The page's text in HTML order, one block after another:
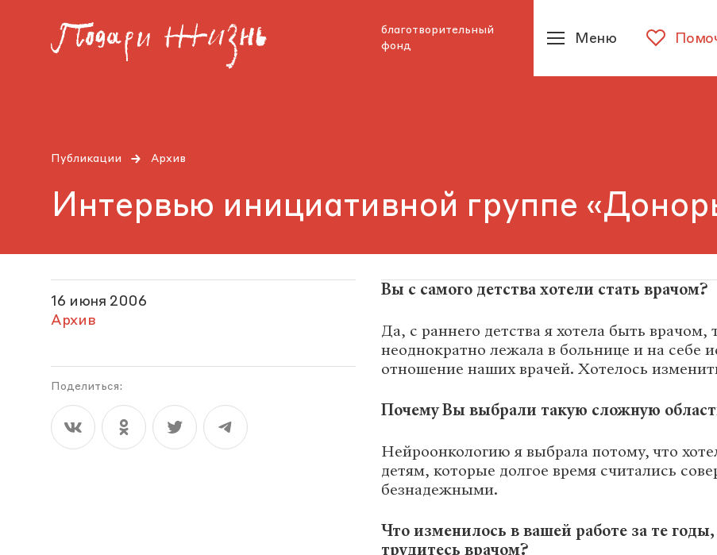
благотворительный
фонд
Меню
Публикации Архив
Интервью инициативной группе
16 июня 2006
Архив
Поделиться:
Вы с самого детства хотели стать врачом?
Да, с раннего детства я хотела быть врачом,
неоднократно лежала в больнице и на себе
отношение наших врачей. Хотелось
Почему Вы выбрали такую сложную
Нейроонкологию я выбрала потому, что
детям, которые долгое время считались
безнадежными.
Что изменилось в вашей работе за те
трудитесь врачом?